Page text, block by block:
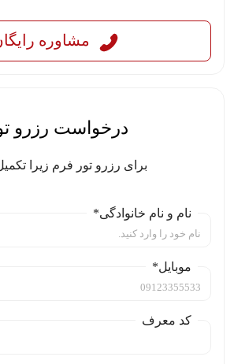
مشاوره
درخواست رزرو
برای رزرو تور فرم زیرا
نام و نام خانوادگی*
موبایل*
کد معرف